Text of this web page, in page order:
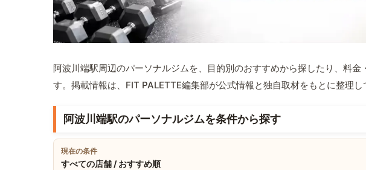
阿波川端駅周辺のパーソナルジムを、目的別のおすすめから探したり、料
す。掲載情報は、FIT PALETTE編集部が公式情報と独自取材をもとに整理し
阿波川端駅のパーソナルジムを条件から探す
現在の条件
すべての店舗 / おすすめ順